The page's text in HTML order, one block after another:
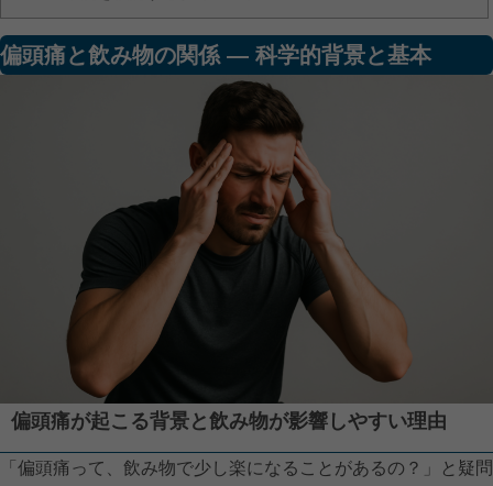
偏頭痛と飲み物の関係 ― 科学的背景と基本
偏頭痛が起こる背景と飲み物が影響しやすい理由
「偏頭痛って、飲み物で少し楽になることがあるの？」と疑問